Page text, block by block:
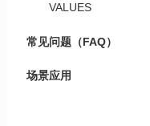
VALUES
常见问题（FAQ）
场景应用